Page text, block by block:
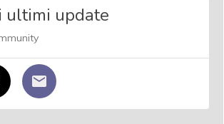
ultimi update